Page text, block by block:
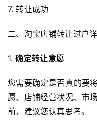
7. 转让成功
二、淘宝店铺转让过户
1. 确定转让意愿
您需要确定是否真的要
愿、店铺经营状况、市
前，建议您认真思考。